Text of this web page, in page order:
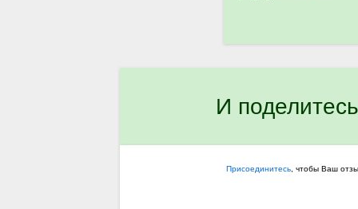
И
Присоединитесь , чтобы Ваш